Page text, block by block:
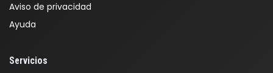
Aviso de privacidad
Ayuda
Servicios